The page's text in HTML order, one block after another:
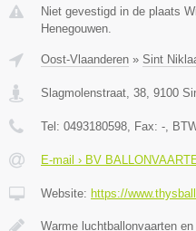
Niet gevestigd in de plaats
Henegouwen.
Oost-Vlaanderen » Sint
Slagmolenstraat, 38 9100
Tel: 0493180598 , Fax: - ,
E-mail › BV
Website: https://
Warme luchtballonvaarten